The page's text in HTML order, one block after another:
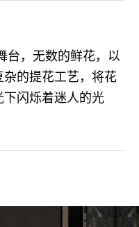
台，无数的鲜花，以
的提花工艺，将花
闪烁着迷人的光